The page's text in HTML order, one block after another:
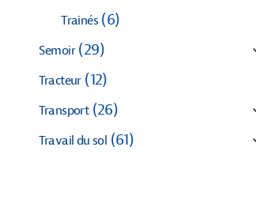
Trainés (6)
Semoir (29)
Tracteur (12)
Transport (26)
Travail du sol (61)